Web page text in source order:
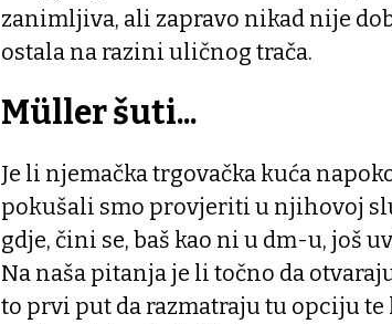
zanimljiva, ali zapravo nikad nije
ostala na razini uličnog trača.
Müller šuti...
Je li njemačka trgovačka kuća
pokušali smo provjeriti u njihovoj
gdje, čini se, baš kao ni u dm-u, još
Na naša pitanja je li točno da
to prvi put da razmatraju tu opciju